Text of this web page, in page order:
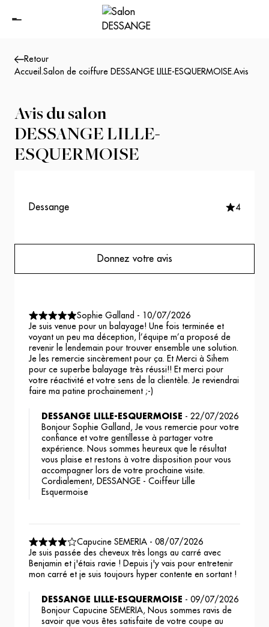
Retour
Accueil .Salon de coiffure DESSANGE LILLE-ESQUERMOISE.Avis
Avis du salon
DESSANGE LILLE-
ESQUERMOISE
Dessange 4
Donnez votre avis
Sophie Galland - 10/07/2026
Je suis venue pour un balayage! Une fois terminée et
voyant un peu ma déception, l’équipe m’a proposé de
revenir le lendemain pour trouver ensemble une solution.
Je les remercie sincèrement pour ça. Et Merci à Sihem
pour ce superbe balayage très réussi!! Et merci pour
votre réactivité et votre sens de la clientèle. Je reviendrai
faire ma patine prochainement ;-)
DESSANGE LILLE-ESQUERMOISE - 22/07/2026
Bonjour Sophie Galland, Je vous remercie pour votre
confiance et votre gentillesse à partager votre
expérience. Nous sommes heureux que le résultat
vous plaise et restons à votre disposition pour vous
accompagner lors de votre prochaine visite.
Cordialement, DESSANGE - Coiffeur Lille
Esquermoise
Capucine SEMERIA - 08/07/2026
Je suis passée des cheveux très longs au carré avec
Benjamin et j'étais ravie ! Depuis j'y vais pour entretenir
mon carré et je suis toujours hyper contente en sortant !
DESSANGE LILLE-ESQUERMOISE - 09/07/2026
Bonjour Capucine SEMERIA, Nous sommes ravis de
savoir que vous êtes satisfaite de votre coupe au